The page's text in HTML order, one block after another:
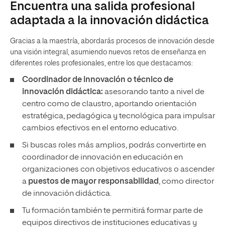
Encuentra una salida profesional
adaptada a la innovación didáctica
Gracias a la maestría, abordarás procesos de innovación desde
una visión integral, asumiendo nuevos retos de enseñanza en
diferentes roles profesionales, entre los que destacamos:
Coordinador de innovación o técnico de
innovación didáctica: asesorando tanto a nivel de
centro como de claustro, aportando orientación
estratégica, pedagógica y tecnológica para impulsar
cambios efectivos en el entorno educativo.
Si buscas roles más amplios, podrás convertirte en
coordinador de innovación en educación en
organizaciones con objetivos educativos o ascender
a puestos de mayor responsabilidad, como director
de innovación didáctica.
Tu formación también te permitirá formar parte de
equipos directivos de instituciones educativas y